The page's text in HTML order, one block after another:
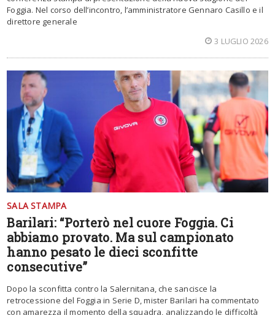
Foggia. Nel corso dell’incontro, l’amministratore Gennaro Casillo e il
direttore generale
3 LUGLIO 2026
SALA STAMPA
Barilari: “Porterò nel cuore Foggia. Ci
abbiamo provato. Ma sul campionato
hanno pesato le dieci sconfitte
consecutive”
Dopo la sconfitta contro la Salernitana, che sancisce la
retrocessione del Foggia in Serie D, mister Barilari ha commentato
con amarezza il momento della squadra, analizzando le difficoltà